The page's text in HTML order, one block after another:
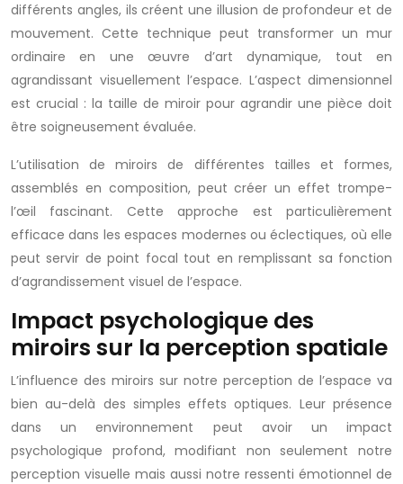
différents angles, ils créent une illusion de profondeur et de
mouvement. Cette technique peut transformer un mur
ordinaire en une œuvre d’art dynamique, tout en
agrandissant visuellement l’espace. L’aspect dimensionnel
est crucial : la taille de miroir pour agrandir une pièce doit
être soigneusement évaluée.
L’utilisation de miroirs de différentes tailles et formes,
assemblés en composition, peut créer un effet trompe-
l’œil fascinant. Cette approche est particulièrement
efficace dans les espaces modernes ou éclectiques, où elle
peut servir de point focal tout en remplissant sa fonction
d’agrandissement visuel de l’espace.
Impact psychologique des
miroirs sur la perception spatiale
L’influence des miroirs sur notre perception de l’espace va
bien au-delà des simples effets optiques. Leur présence
dans un environnement peut avoir un impact
psychologique profond, modifiant non seulement notre
perception visuelle mais aussi notre ressenti émotionnel de